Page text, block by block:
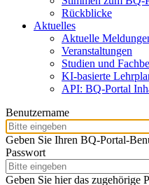
Rückblicke
Aktuelles
Aktuelle
Veranstaltungen
Studien und
KI-basierte
API: BQ-Portal
Benutzername
Geben Sie Ihren BQ-Portal-
Passwort
Geben Sie hier das zugehörige